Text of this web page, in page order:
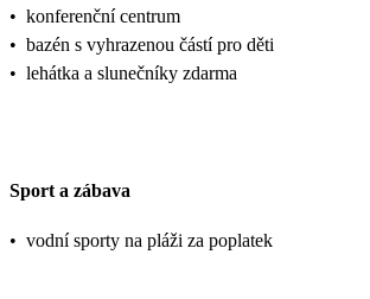
• konferenční centrum
• bazén s vyhrazenou částí pro děti
• lehátka a slunečníky zdarma
Sport a zábava
• vodní sporty na pláži za poplatek